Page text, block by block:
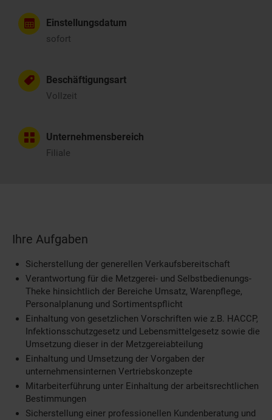
Einstellungsdatum
sofort
Beschäftigungsart
Vollzeit
Unternehmensbereich
Filiale
Ihre Aufgaben
Sicherstellung der generellen Verkaufsbereitschaft
Verantwortung für die Metzgerei- und Selbstbedienungs-
Theke hinsichtlich der Bereiche Umsatz, Warenpflege,
Personalplanung und Sortimentspflicht
Einhaltung von gesetzlichen Vorschriften wie z.B. HACCP,
Infektionsschutzgesetz und Lebensmittelgesetz sowie die
Umsetzung dieser in der Metzgereiabteilung
Einhaltung und Umsetzung der Vorgaben der
unternehmensinternen Vertriebskonzepte
Mitarbeiterführung unter Einhaltung der arbeitsrechtlichen
Bestimmungen
Sicherstellung einer professionellen Kundenberatung und